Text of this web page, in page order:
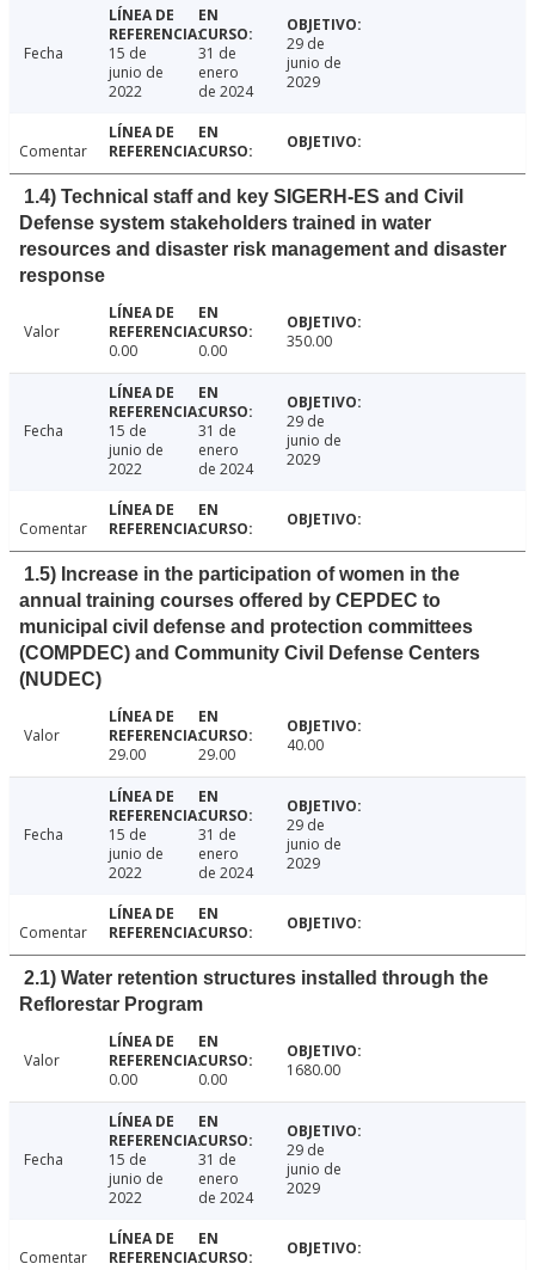
Fecha
15 de
junio de
2022
31 de
enero
de 2024
29 de
junio de
2029
Comentar
1.4) Technical staff and key SIGERH-ES and Civil
Defense system stakeholders trained in water
resources and disaster risk management and disaster
response
Valor
0.00
0.00 350.00
Fecha
15 de
junio de
2022
31 de
enero
de 2024
29 de
junio de
2029
Comentar
1.5) Increase in the participation of women in the
annual training courses offered by CEPDEC to
municipal civil defense and protection committees
(COMPDEC) and Community Civil Defense Centers
(NUDEC)
Valor
29.00
29.00 40.00
Fecha
15 de
junio de
2022
31 de
enero
de 2024
29 de
junio de
2029
Comentar
2.1) Water retention structures installed through the
Reflorestar Program
Valor
0.00
0.00 1680.00
Fecha
15 de
junio de
2022
31 de
enero
de 2024
29 de
junio de
2029
Comentar